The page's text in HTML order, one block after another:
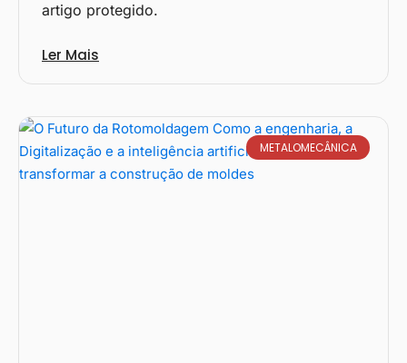
artigo protegido.
Ler Mais
METALOMECÂNICA